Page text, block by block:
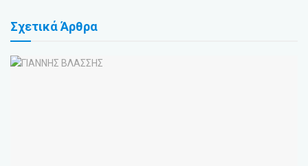
ΣχετικάΆρθρα